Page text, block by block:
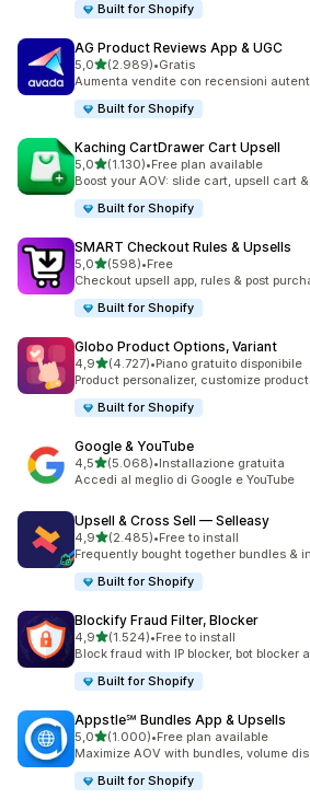
Built for Shopify
AG Product Reviews App & UGC
5,0stelle su 5
(2.989)
2989 recensioni totali
•Gratis
Aumenta vendite con recensioni
Built for Shopify
Kaching CartDrawer Cart Upsell
5,0stelle su 5
(1.130)
1130 recensioni totali
•Free plan available
Boost your AOV: slide cart, upsell cart
Built for Shopify
SMART Checkout Rules & Upsells
5,0stelle su 5
(598)
598 recensioni totali
•Free
Checkout upsell app, rules & post
Built for Shopify
Globo Product Options, Variant
4,9stelle su 5
(4.727)
4727 recensioni totali
•Piano gratuito disponibile
Product personalizer, customize
Built for Shopify
Google & YouTube
4,5stelle su 5
(5.068)
5068 recensioni totali
•Installazione gratuita
Accedi al meglio di Google e YouTube
Upsell & Cross Sell — Selleasy
4,9stelle su 5
(2.485)
2485 recensioni totali
•Free to install
Frequently bought together bundles &
Built for Shopify
Blockify Fraud Filter, Blocker
4,9stelle su 5
(1.524)
1524 recensioni totali
•Free to install
Block fraud with IP blocker, bot blocker
Built for Shopify
Appstle℠ Bundles App & Upsells
5,0stelle su 5
(1.000)
1000 recensioni totali
•Free plan available
Maximize AOV with bundles, volume
Built for Shopify